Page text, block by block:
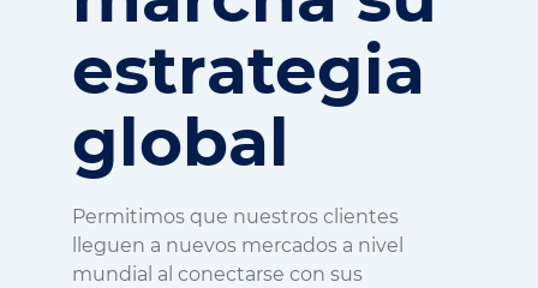
estrategia
global
Permitimos que nuestros clientes
lleguen a nuevos mercados a nivel
mundial al conectarse con sus